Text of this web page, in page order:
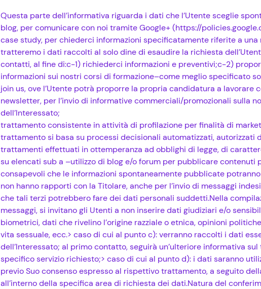
Questa parte dell’informativa riguarda i dati che l’Utente sceglie
blog, per comunicare con noi tramite Google+ (https://
case study, per chiederci informazioni specificatamente riferite a
tratteremo i dati raccolti al solo dine di esaudire la richiesta
contatti, al fine di:c-1) richiederci informazioni e preventivi;c-2)
informazioni sui nostri corsi di formazione–come meglio specificato
join us, ove l’Utente potrà proporre la propria candidatura a
newsletter, per l’invio di informative commerciali/promozionali sulla
dell’Interessato;
trattamento consistente in attività di profilazione per finalità di
trattamento si basa su processi decisionali automatizzati, autorizzati
trattamenti effettuati in ottemperanza ad obblighi di legge, di
su elencati sub a –utilizzo di blog e/o forum per pubblicare contenuti
consapevoli che le informazioni spontaneamente pubblicate
non hanno rapporti con la Titolare, anche per l’invio di messaggi
che tali terzi potrebbero fare dei dati personali suddetti.Nella
messaggi, si invitano gli Utenti a non inserire dati giudiziari e/o
biometrici, dati che rivelino l’origine razziale o etnica, opinioni
vita sessuale, ecc.> caso di cui al punto c): verranno raccolti i dati
dell’Interessato; al primo contatto, seguirà un’ulteriore informativa
specifico servizio richiesto;> caso di cui al punto d): i dati saranno
previo Suo consenso espresso al rispettivo trattamento, a seguito
all’interno della specifica area di richiesta dei dati.Natura del